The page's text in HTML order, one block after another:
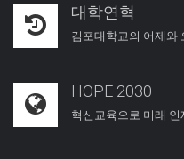
대학연혁
김포대학교의 어제와
HOPE 2030
혁신교육으로 미래